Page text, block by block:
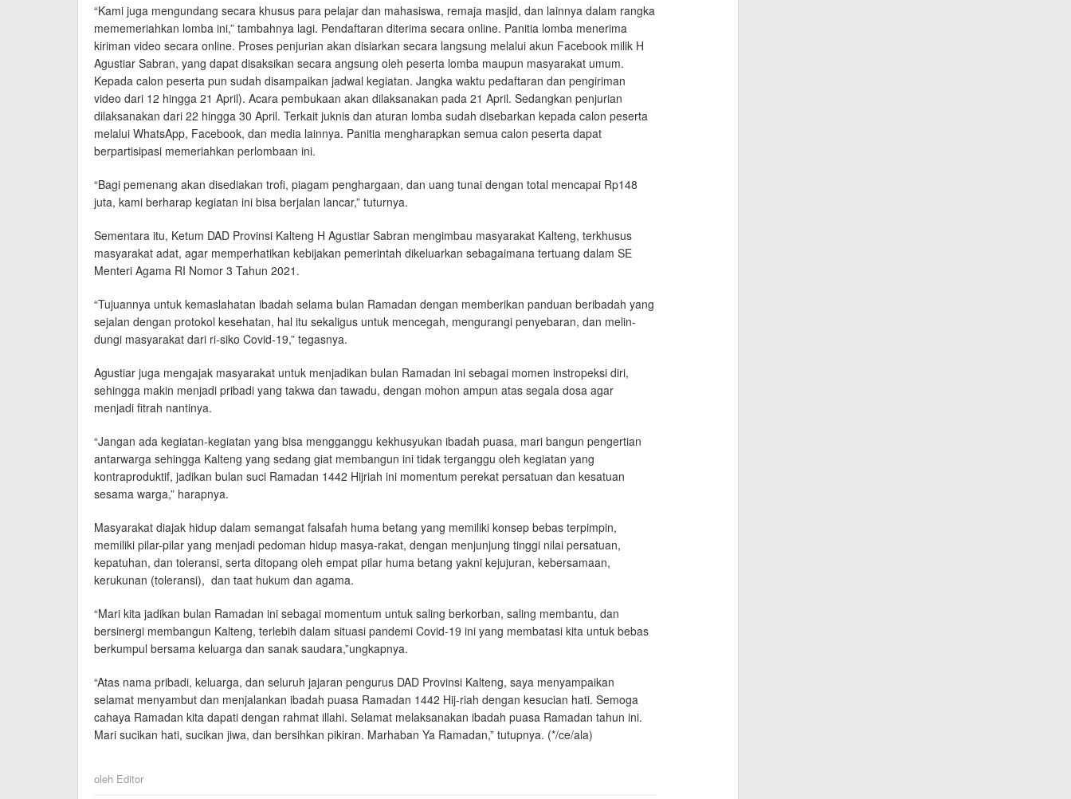
“Kami juga mengundang secara khusus para pelajar dan mahasiswa, remaja masjid, dan lainnya dalam rangka
mememeriahkan lomba ini,” tambahnya lagi. Pendaftaran diterima secara online. Panitia lomba menerima
kiriman video secara online. Proses penjurian akan disiarkan secara langsung melalui akun Facebook milik H
Agustiar Sabran, yang dapat disaksikan secara angsung oleh peserta lomba maupun masyarakat umum.
Kepada calon peserta pun sudah disampaikan jadwal kegiatan. Jangka waktu pedaftaran dan pengiriman
video dari 12 hingga 21 April). Acara pembukaan akan dilaksanakan pada 21 April. Sedangkan penjurian
dilaksanakan dari 22 hingga 30 April. Terkait juknis dan aturan lomba sudah disebarkan kepada calon peserta
melalui WhatsApp, Facebook, dan media lainnya. Panitia mengharapkan semua calon peserta dapat
berpartisipasi memeriahkan perlombaan ini.
“Bagi pemenang akan disediakan trofi, piagam penghargaan, dan uang tunai dengan total mencapai Rp148
juta, kami berharap kegiatan ini bisa berjalan lancar,” tuturnya.
Sementara itu, Ketum DAD Provinsi Kalteng H Agustiar Sabran mengimbau masyarakat Kalteng, terkhusus
masyarakat adat, agar memperhatikan kebijakan pemerintah dikeluarkan sebagaimana tertuang dalam SE
Menteri Agama RI Nomor 3 Tahun 2021.
“Tujuannya untuk kemaslahatan ibadah selama bulan Ramadan dengan memberikan panduan beribadah yang
sejalan dengan protokol kesehatan, hal itu sekaligus untuk mencegah, mengurangi penyebaran, dan melin-
dungi masyarakat dari ri-siko Covid-19,” tegasnya.
Agustiar juga mengajak masyarakat untuk menjadikan bulan Ramadan ini sebagai momen instropeksi diri,
sehingga makin menjadi pribadi yang takwa dan tawadu, dengan mohon ampun atas segala dosa agar
menjadi fitrah nantinya.
“Jangan ada kegiatan-kegiatan yang bisa mengganggu kekhusyukan ibadah puasa, mari bangun pengertian
antarwarga sehingga Kalteng yang sedang giat membangun ini tidak terganggu oleh kegiatan yang
kontraproduktif, jadikan bulan suci Ramadan 1442 Hijriah ini momentum perekat persatuan dan kesatuan
sesama warga,” harapnya.
Masyarakat diajak hidup dalam semangat falsafah huma betang yang memiliki konsep bebas terpimpin,
memiliki pilar-pilar yang menjadi pedoman hidup masya-rakat, dengan menjunjung tinggi nilai persatuan,
kepatuhan, dan toleransi, serta ditopang oleh empat pilar huma betang yakni kejujuran, kebersamaan,
kerukunan (toleransi), dan taat hukum dan agama.
“Mari kita jadikan bulan Ramadan ini sebagai momentum untuk saling berkorban, saling membantu, dan
bersinergi membangun Kalteng, terlebih dalam situasi pandemi Covid-19 ini yang membatasi kita untuk bebas
berkumpul bersama keluarga dan sanak saudara,”ungkapnya.
“Atas nama pribadi, keluarga, dan seluruh jajaran pengurus DAD Provinsi Kalteng, saya menyampaikan
selamat menyambut dan menjalankan ibadah puasa Ramadan 1442 Hij-riah dengan kesucian hati. Semoga
cahaya Ramadan kita dapati dengan rahmat illahi. Selamat melaksanakan ibadah puasa Ramadan tahun ini.
Mari sucikan hati, sucikan jiwa, dan bersihkan pikiran. Marhaban Ya Ramadan,” tutupnya. (*/ce/ala)
oleh Editor